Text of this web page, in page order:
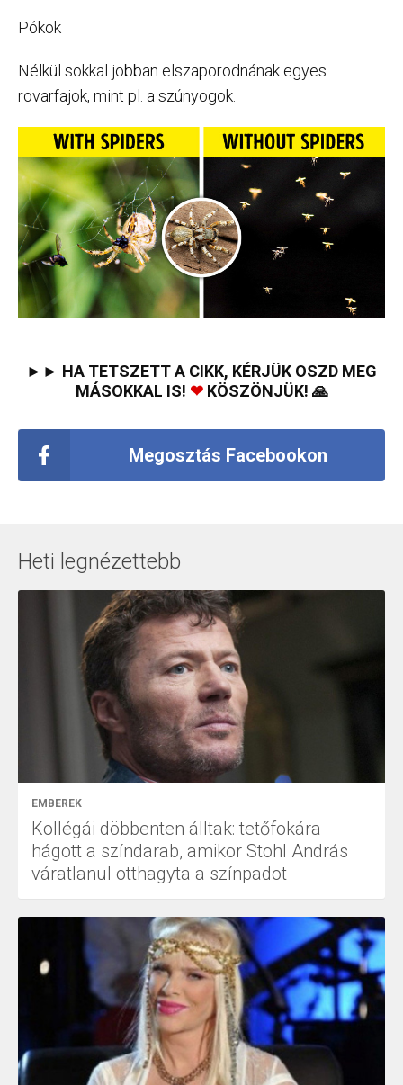
Pókok
Nélkül sokkal jobban elszaporodnának egyes
rovarfajok, mint pl. a szúnyogok.
►► HA TETSZETT A CIKK, KÉRJÜK OSZD MEG
MÁSOKKAL IS! ❤KÖSZÖNJÜK! 🙏
Megosztás Facebookon
Heti legnézettebb
EMBEREK
Kollégái döbbenten álltak: tetőfokára
hágott a színdarab, amikor Stohl András
váratlanul otthagyta a színpadot